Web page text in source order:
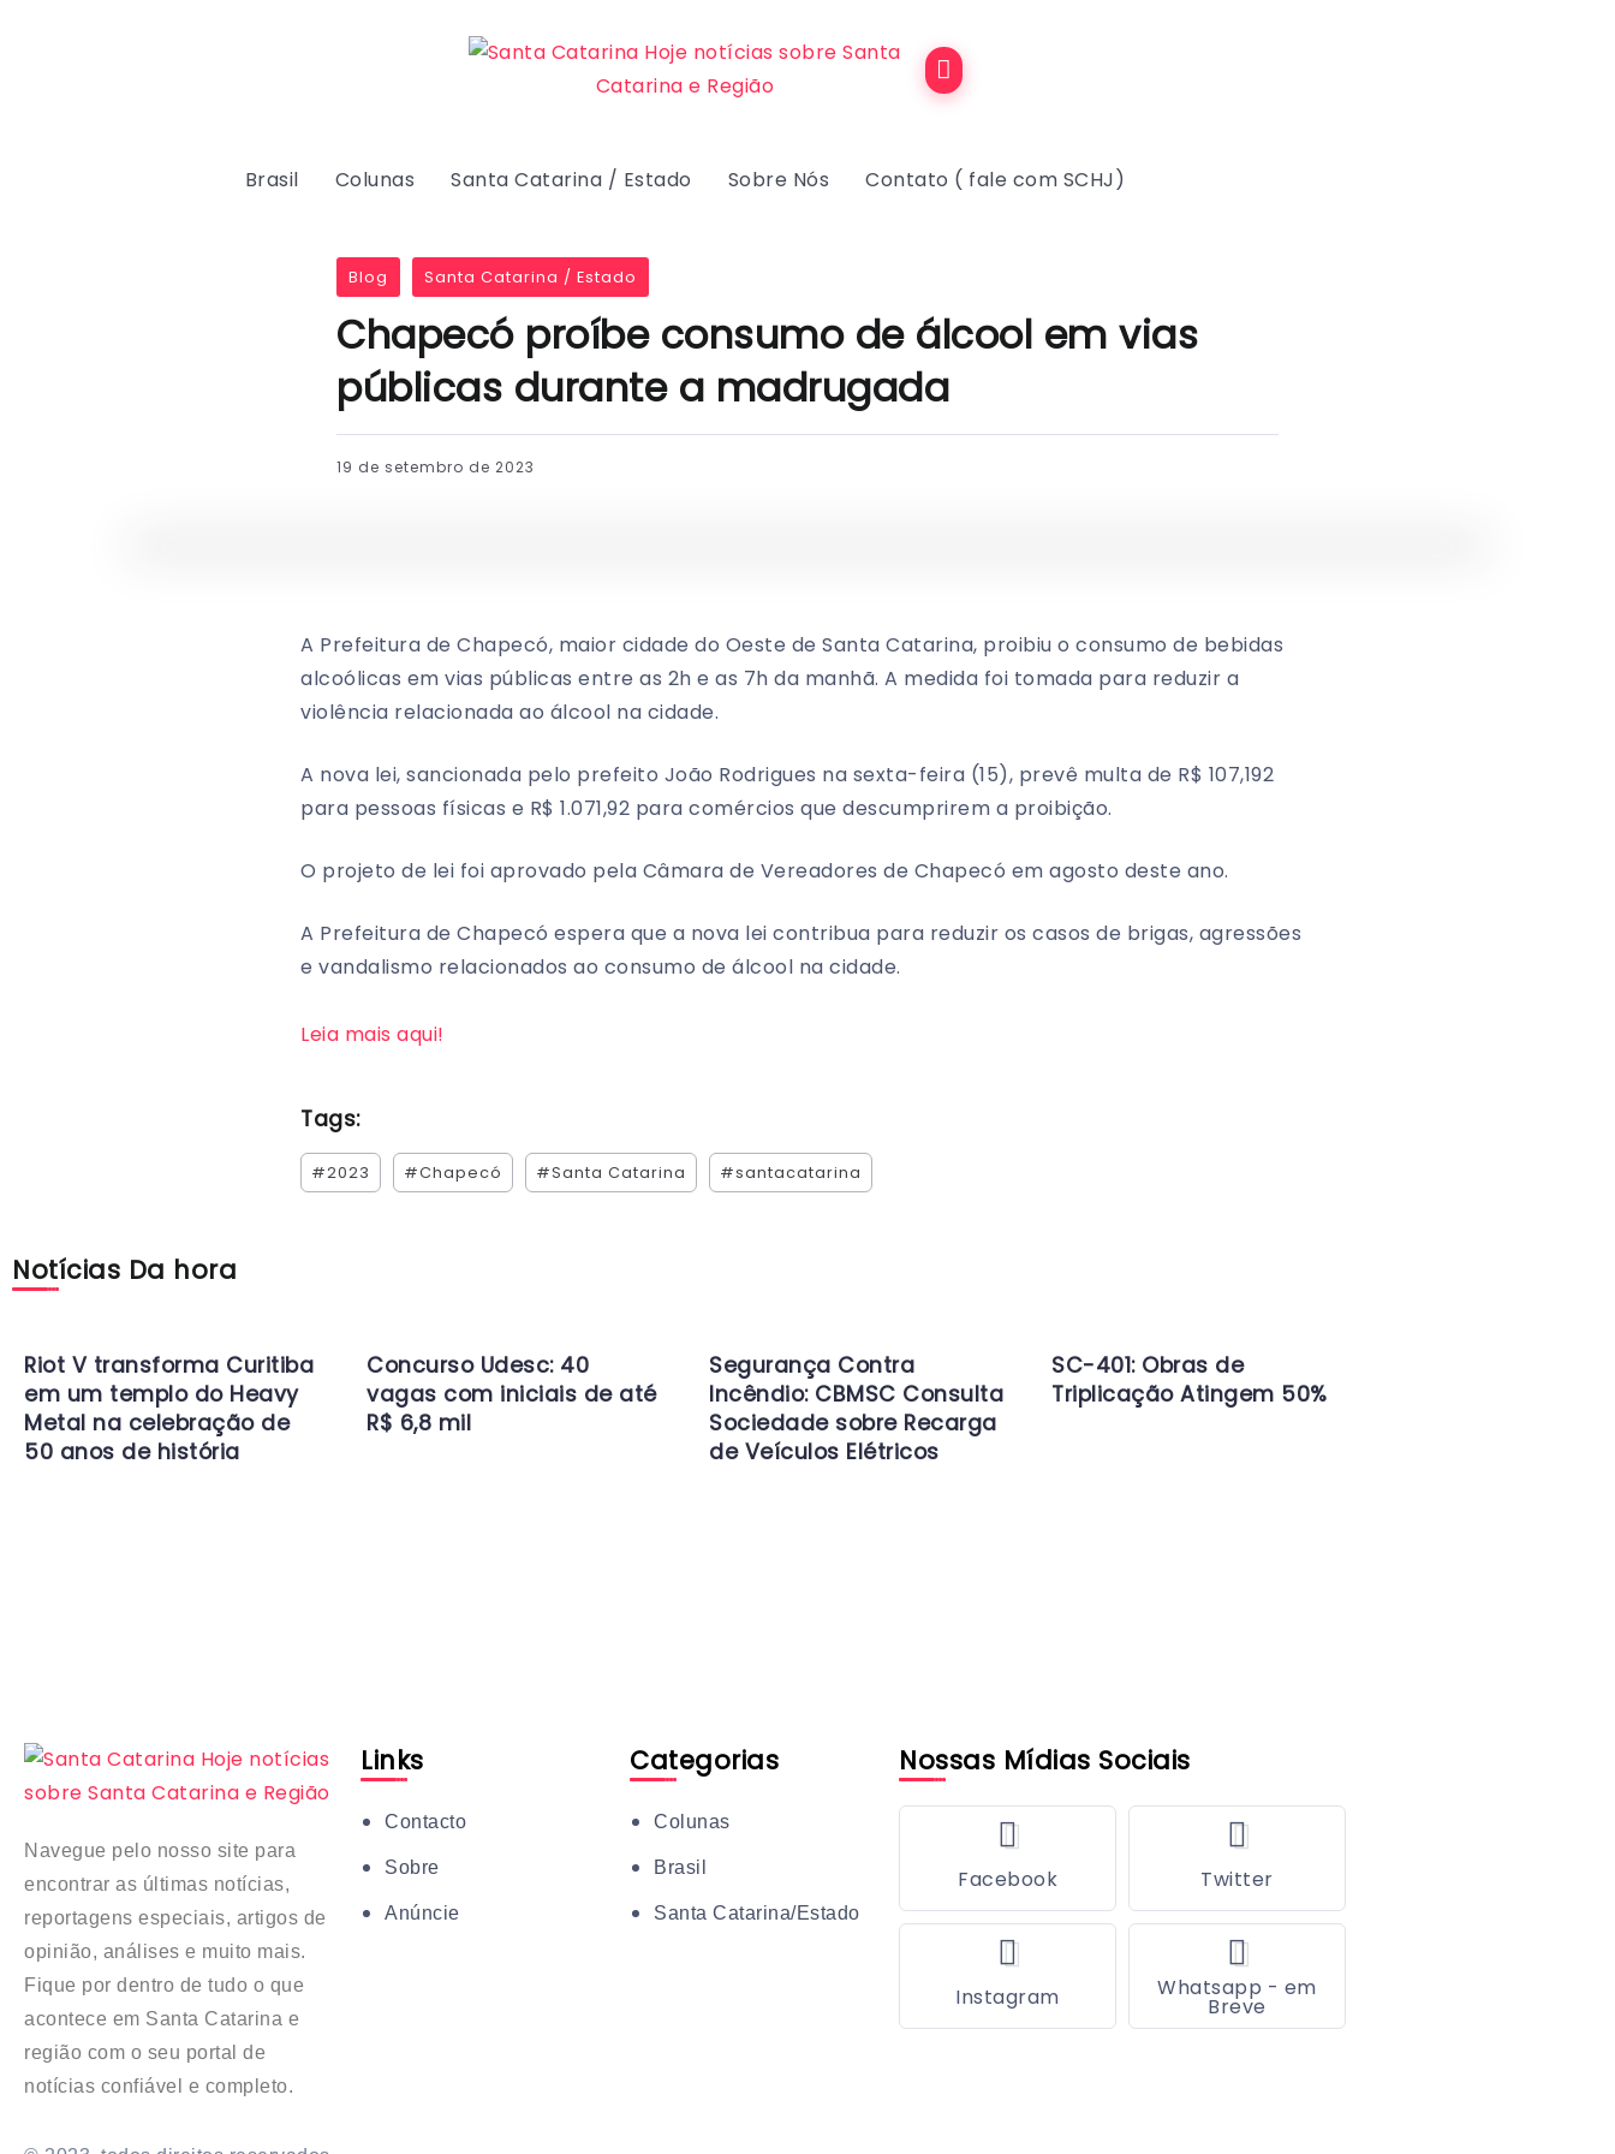
Brasil Colunas Santa Catarina / Estado Sobre Nós Contato ( fale com SCHJ)
Blog Santa Catarina / Estado
Chapecó proíbe consumo de álcool em vias
públicas durante a madrugada
19 de setembro de 2023
A Prefeitura de Chapecó, maior cidade do Oeste de Santa Catarina, proibiu o consumo de bebidas
alcoólicas em vias públicas entre as 2h e as 7h da manhã. A medida foi tomada para reduzir a
violência relacionada ao álcool na cidade.
A nova lei, sancionada pelo prefeito João Rodrigues na sexta-feira (15), prevê multa de R$ 107,192
para pessoas físicas e R$ 1.071,92 para comércios que descumprirem a proibição.
O projeto de lei foi aprovado pela Câmara de Vereadores de Chapecó em agosto deste ano.
A Prefeitura de Chapecó espera que a nova lei contribua para reduzir os casos de brigas, agressões
e vandalismo relacionados ao consumo de álcool na cidade.
Leia mais aqui!
Tags:
#2023 #Chapecó #Santa Catarina #santacatarina
Notícias Da hora
Riot V transforma Curitiba
em um templo do Heavy
Metal na celebração de
50 anos de história
Concurso Udesc: 40
vagas com iniciais de até
R$ 6,8 mil
Segurança Contra
Incêndio: CBMSC Consulta
Sociedade sobre Recarga
de Veículos Elétricos
SC-401: Obras de
Triplicação Atingem 50%
Navegue pelo nosso site para
encontrar as últimas notícias,
reportagens especiais, artigos de
opinião, análises e muito mais.
Fique por dentro de tudo o que
acontece em Santa Catarina e
região com o seu portal de
notícias confiável e completo.
Links
Contacto
Sobre
Anúncie
Categorias
Colunas
Brasil
Santa Catarina/Estado
Nossas Mídias Sociais
Facebook Twitter
Instagram Whatsapp - em
Breve